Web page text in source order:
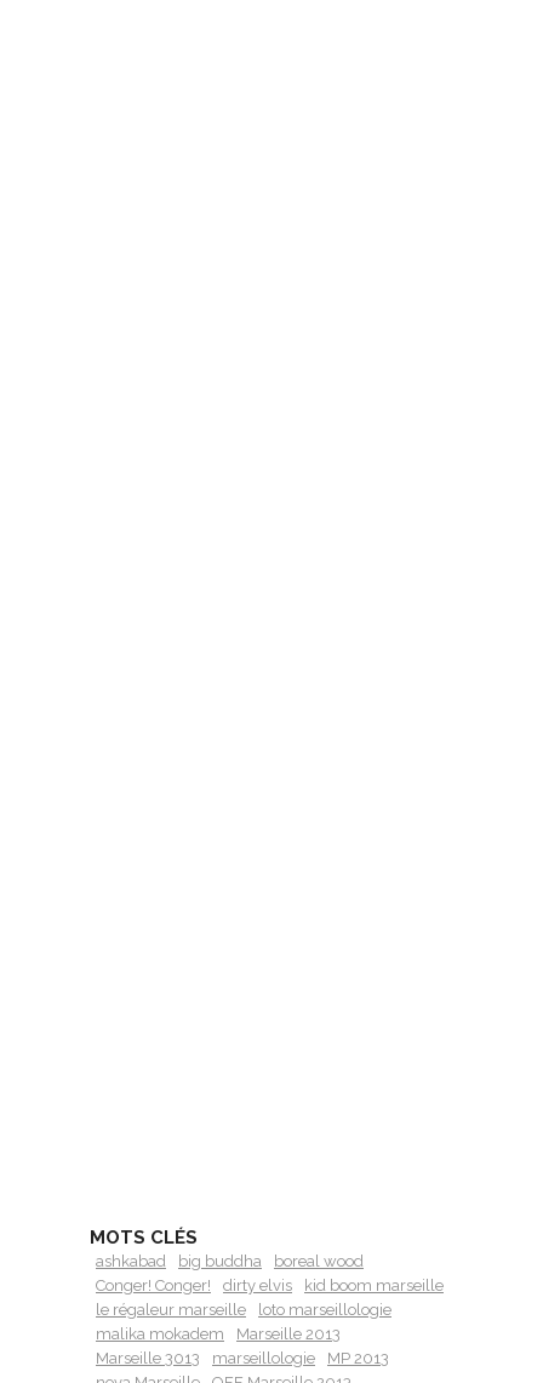
MOTS CLÉS
ashkabad big buddha
boreal wood
Conger! Conger!
dirty elvis
kid boom marseille
le régaleur marseille
loto marseillologie
malika mokadem
Marseille 2013
Marseille 3013
marseillologie
MP 2013